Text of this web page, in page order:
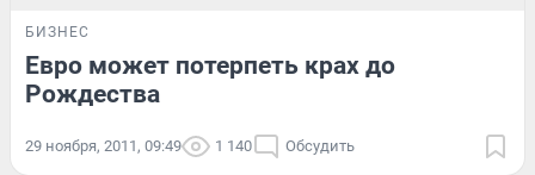
БИЗНЕС
Евро может потерпеть крах до
Рождества
29 ноября, 2011, 09:49 1 140 Обсудить